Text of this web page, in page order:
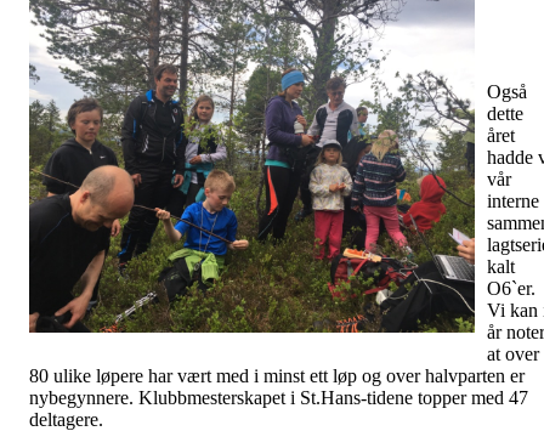
Også
dette
året
hadde
vår
interne
kalt
O6`er.
Vi kan
år
at over
80 ulike løpere har vært med i minst ett løp og over halvparten er
nybegynnere. Klubbmesterskapet i St.Hans-tidene topper med 47
deltagere.